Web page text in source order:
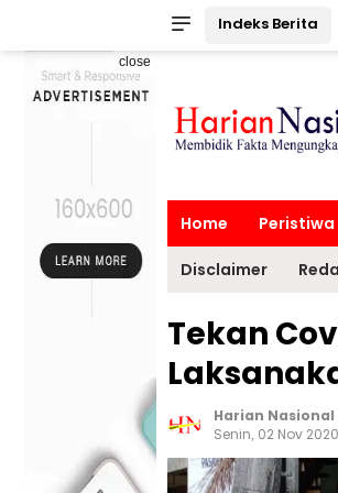
Indeks Berita
close
Home Peristiwa
Disclaimer
Tekan
Harian Nasional
Senin, 02 Nov